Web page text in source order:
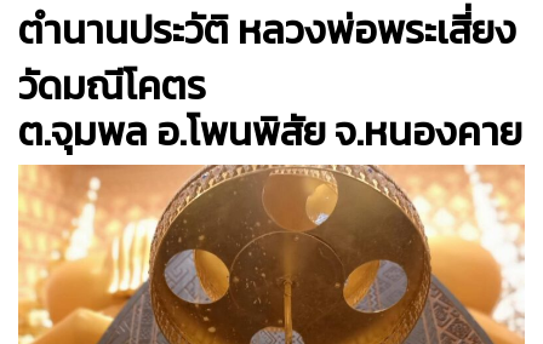
ตำนานประวัติ หลวงพ่อพระเสี่ยง
วัดมณีโคตร
ต.จุมพล อ.โพนพิสัย จ.หนองคาย